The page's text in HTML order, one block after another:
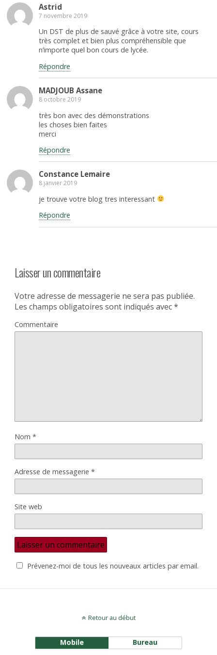
Astrid
7 novembre 2019
Un DST de plus de sauvé grâce à votre site, cours
très complet et bien plus compréhensible que
n’importe quel bon cours de lycée.
Répondre
MADJOUB Assane
8 octobre 2019
très bon avec des démonstrations
les choses bien faites
merci
Répondre
Constance Lemaire
8 janvier 2019
je trouve votre blog tres interessant
Répondre
Laisser un commentaire
Votre adresse de messagerie ne sera pas publiée.
Les champs obligatoires sont indiqués avec*
Commentaire
Nom *
Adresse de messagerie *
Site web
Prévenez-moi de tous les nouveaux articles par email.
Retour au début
Mobile Bureau